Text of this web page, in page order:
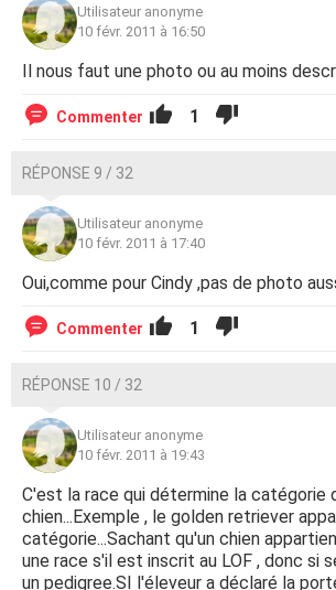
Utilisateur anonyme
10 févr. 2011 à 16:50
Il nous faut une photo ou au moins
Commenter 1
RÉPONSE 9 / 32
Utilisateur anonyme
10 févr. 2011 à 17:40
Oui,comme pour Cindy ,pas de photo
Commenter 1
RÉPONSE 10 / 32
Utilisateur anonyme
10 févr. 2011 à 19:43
C'est la race qui détermine la catégorie
chien...Exemple , le golden retriever
catégorie...Sachant qu'un chien
une race s'il est inscrit au LOF , donc si
un pedigree.SI l'éleveur a déclaré la